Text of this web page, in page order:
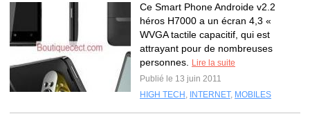
Ce Smart Phone Androide v2.2
héros H7000 a un écran 4,3 «
WVGA tactile capacitif, qui est
attrayant pour de nombreuses
personnes.
Lire la suite
Publié le 13 juin 2011
HIGH TECH , INTERNET, MOBILES